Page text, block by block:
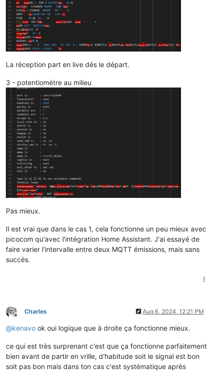
La réception part en live dés le départ.
3 - potentiomètre au milieu
Pas mieux.
Il est vrai que dans le cas 1, cela fonctionne un peu mieux avec
picocom qu'avec l'intégration Home Assistant. J'ai essayé de
faire varier l'intervalle entre deux MQTT émissions, mais sans
succès.
Offline
Charles Aug 6, 2024, 12:21 PM
@kenavo ok oui logique que à droite ça fonctionne mieux.
ce qui est très surprenant c'est que ça fonctionne parfaitement
bien avant de partir en vrille, d'habitude soit le signal est bon
soit pas bon mais dans ton cas c'est systématique après